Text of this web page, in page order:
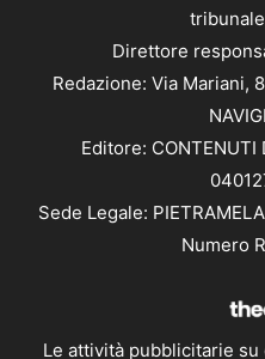
Direttore
Redazione: Via Mariani,
Editore: CONTENUTI
Sede Legale:
Numero
Le attività pubblicitarie